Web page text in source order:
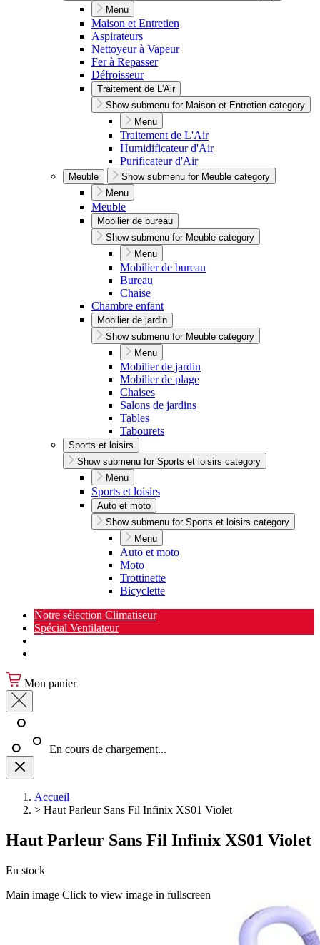
Menu
Maison et Entretien
Aspirateurs
Nettoyeur à Vapeur
Fer à Repasser
Défroisseur
Traitement de L'Air
Show submenu for Maison et Entretien category
Menu
Traitement de L'Air
Humidificateur d'Air
Purificateur d'Air
Meuble
Show submenu for Meuble category
Menu
Meuble
Mobilier de bureau
Show submenu for Meuble category
Menu
Mobilier de bureau
Bureau
Chaise
Chambre enfant
Mobilier de jardin
Show submenu for Meuble category
Menu
Mobilier de jardin
Mobilier de plage
Chaises
Salons de jardins
Tables
Tabourets
Sports et loisirs
Show submenu for Sports et loisirs category
Menu
Sports et loisirs
Auto et moto
Show submenu for Sports et loisirs category
Menu
Auto et moto
Moto
Trottinette
Bicyclette
Notre sélection Climatiseur
Spécial Ventilateur
Mon panier
En cours de chargement...
Accueil
> Haut Parleur Sans Fil Infinix XS01 Violet
Haut Parleur Sans Fil Infinix XS01 Violet
En stock
Main image Click to view image in fullscreen